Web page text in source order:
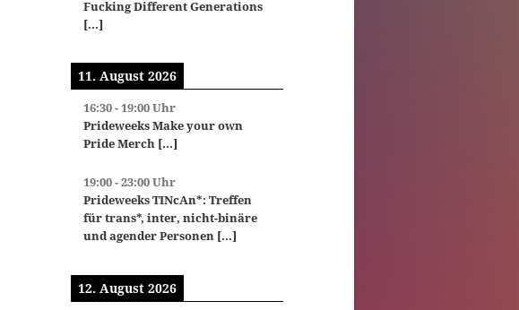
Fucking Different Generations
[...]
11. August 2026
16:30-19:00Uhr
Prideweeks Make your own
Pride Merch [...]
19:00-23:00Uhr
Prideweeks TINcAn*: Treffen
für trans*, inter, nicht-binäre
und agender Personen [...]
12. August 2026